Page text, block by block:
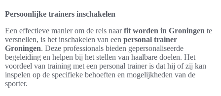
Persoonlijke trainers inschakelen
Een effectieve manier om de reis naarfit worden in Groningen te
versnellen, is het inschakelen van een personal trainer
Groningen. Deze professionals bieden gepersonaliseerde
begeleiding en helpen bij het stellen van haalbare doelen. Het
voordeel van training met een personal trainer is dat hij of zij kan
inspelen op de specifieke behoeften en mogelijkheden van de
sporter.